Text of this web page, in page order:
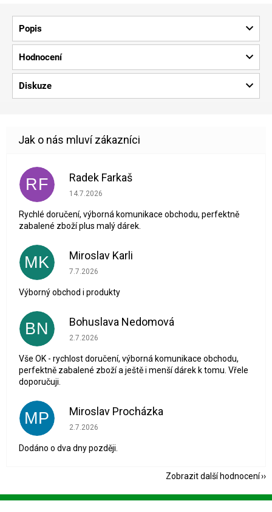
Popis
Hodnocení
Diskuze
RF Radek Farkaš
Hodnocení obchodu je 5 z 5 hvězdiček.
14.7.2026
Rychlé doručení, výborná komunikace obchodu, perfektně
zabalené zboží plus malý dárek.
MK Miroslav Karli
Hodnocení obchodu je 5 z 5 hvězdiček.
7.7.2026
Výborný obchod i produkty
BN Bohuslava Nedomová
Hodnocení obchodu je 5 z 5 hvězdiček.
2.7.2026
Vše OK - rychlost doručení, výborná komunikace obchodu,
perfektně zabalené zboží a ještě i menší dárek k tomu. Vřele
doporučuji.
MP Miroslav Procházka
Hodnocení obchodu je 1 z 5 hvězdiček.
2.7.2026
Dodáno o dva dny později.
Zobrazit další hodnocení
Z